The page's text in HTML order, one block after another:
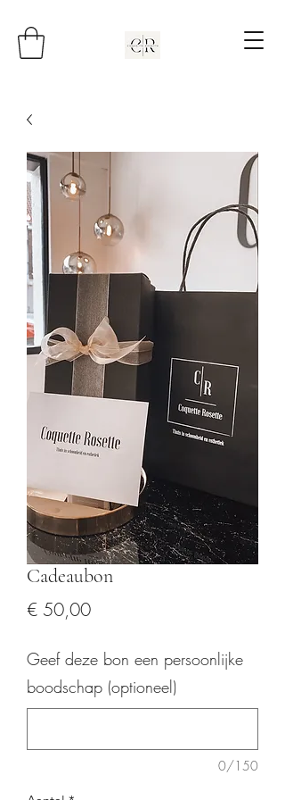
Cadeaubon
€ 50,00Prijs
Geef deze bon een persoonlijke
boodschap (optioneel)
0/150